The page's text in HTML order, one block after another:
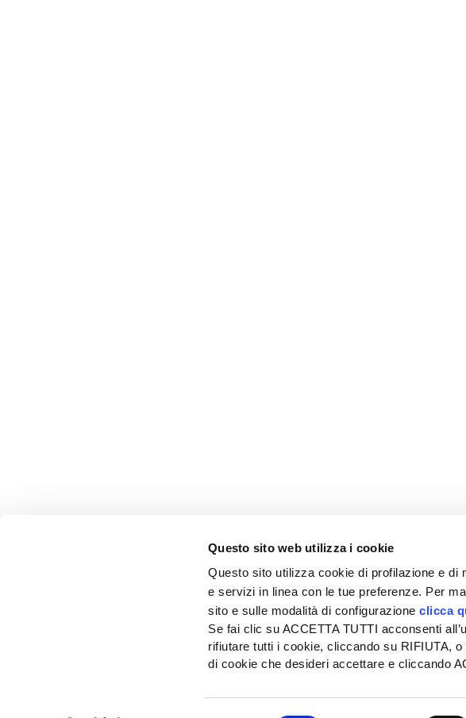
Questo sito web utilizza i cookie
Questo sito utilizza cookie di profilazione e di
e servizi in linea con le tue preferenze. Per
sito e sulle modalità di configurazioneclicca
Se fai clic su ACCETTA TUTTI acconsenti
rifiutare tutti i cookie, cliccando su RIFIUTA,
di cookie che desideri accettare e cliccando
EDIZIONI L'INFORMATORE AGRARIO Srl